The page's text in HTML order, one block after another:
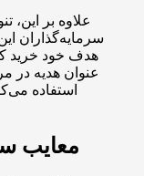
علاوه بر
سرمایه‌گذاران
هدف خود خرید
عنوان هدیه در
استفاده
معایب